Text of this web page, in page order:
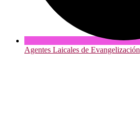
Agentes Laicales de Evangelización